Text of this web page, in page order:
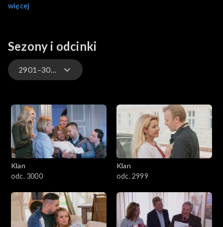
odbierała telefonów. Daniel za pośrednictwem Małgosi
więcej
Sezony i odcinki
2901–3000
4601–4700
4501–4600
4401–4500
4301–4400
4201–4300
Klan
odc. 3000
Klan
odc. 2999